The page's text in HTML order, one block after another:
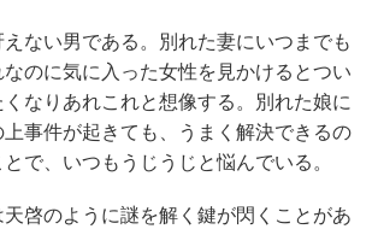
ない男である。別れた妻にいつまでも
のに気に入った女性を見かけるとつい
なりあれこれと想像する。別れた娘に
上事件が起きても、うまく解決できるの
で、いつもうじうじと悩んでいる。
啓のように謎を解く鍵が閃くことがあ